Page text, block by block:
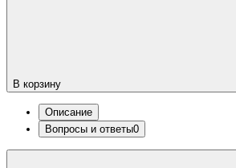
В корзину
Описание
Вопросы и ответы0